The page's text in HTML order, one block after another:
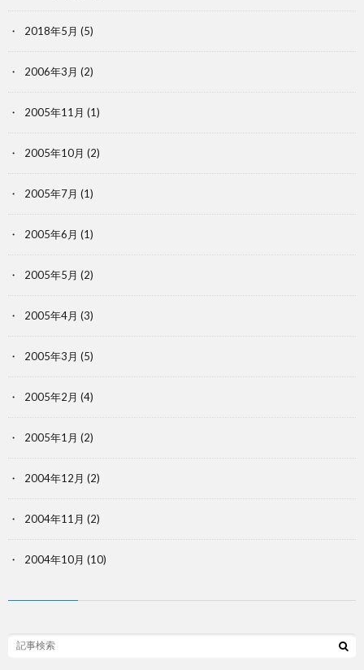
2018年5月 (5)
2006年3月 (2)
2005年11月 (1)
2005年10月 (2)
2005年7月 (1)
2005年6月 (1)
2005年5月 (2)
2005年4月 (3)
2005年3月 (5)
2005年2月 (4)
2005年1月 (2)
2004年12月 (2)
2004年11月 (2)
2004年10月 (10)